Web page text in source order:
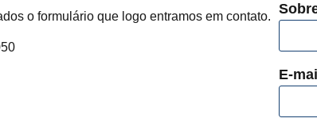
o formulário que logo entramos em contato.
E-mail